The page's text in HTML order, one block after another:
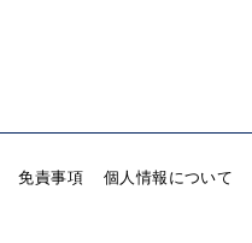
免責事項 個人情報について